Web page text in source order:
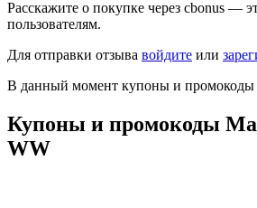
Расскажите о покупке через cbonus —
пользователям.
Для отправки отзыва войдите или
В данный момент купоны и промокоды
Купоны и промокоды
WW